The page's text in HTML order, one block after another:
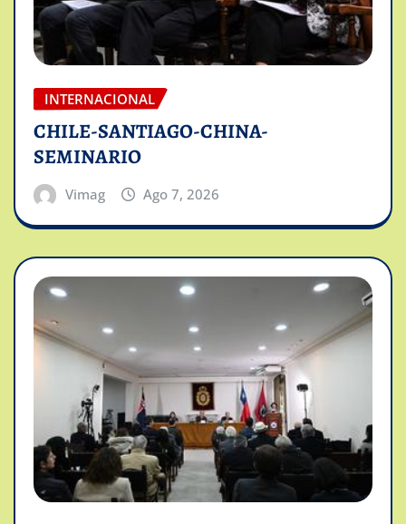
INTERNACIONAL
CHILE-SANTIAGO-CHINA-
SEMINARIO
Vimag Ago 7, 2026